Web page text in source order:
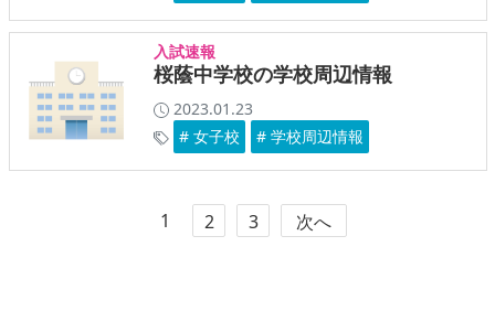
入試速報
桜蔭中学校の学校周辺情報
2023.01.23
# 女子校
# 学校周辺情報
1 2 3 次へ